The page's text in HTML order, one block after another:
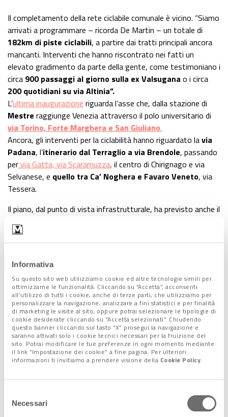
Informativa
Su questo sito web utilizziamo cookie ed altre tecnologie simili per
ottimizzarne le funzionalità. Cliccando su “Accetta”, acconsenti
all’utilizzo di tutti i cookie, anche di terze parti, che utilizziamo per
personalizzare la navigazione, analizzare a fini statistici e per finalità
di marketing le visite al sito; oppure potrai selezionare le tipologie di
cookie desiderate cliccando su "Accetta selezionati". Chiudendo
questo banner cliccando sul tasto “X” prosegui la navigazione e
saranno attivati solo i cookie tecnici necessari per la fruizione del
sito. Potrai modificare le tue preferenze in ogni momento mediante
il link “Impostazione dei cookie” a fine pagina. Per ulteriori
informazioni ti invitiamo a prendere visione della Cookie Policy.
delNecessari
Il completamento della rete ciclabile comunale è vicino. “Siamo
arrivati a programmare – ricorda De Martin – un totale di
182km di piste ciclabili, a partire dai tratti principali ancora
mancanti. Interventi che hanno riscontrato nei fatti un
elevato gradimento da parte della gente, come testimoniano i
circa 900 passaggi al giorno sulla ex Valsugana o i circa
200 quotidiani su via Altinia”.
L’ultima inaugurazione riguarda l’asse che, dalla stazione di
Mestre raggiunge Venezia attraverso il polo universitario di
via Torino, Forte Marghera e San Giuliano.
Ancora, gli interventi per la ciclabilità hanno riguardato lavia
Padana, l’itinerario dal Terraglio a via Brendole, passando
pervia Gatta, via Scaramuzza,il centro di Chirignago e via
Selvanese, e quello tra Ca’ Noghera e Favaro Veneto, via
Tessera.
Il piano, dal punto di vista infrastrutturale, ha previsto anche il
Pellestrina
attraversa, da ovest a est, l’intero waterfront della
d’Altino, Musile, Jesolo e Cavallino.
“Recentemente – rimarca l’assessore – abbiamorinnovato
completamente anche il servizio dibike-sharingcon 1.000
nuovi mezzi, di cui 200 a pedalata assistita. Edentro luglio
partirà anche l’innovativa mobilità con i monopattini
elettrici. Anche con queste azioni dimostriamo l’attenzione
che abbiamo alla salvaguardia dell’ambiente e al sostegno di
una mobilità green, lenta, ma soprattutto sicura”.
acqua